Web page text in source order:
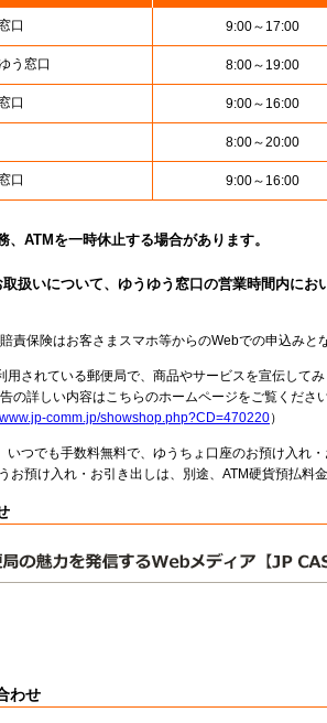
口 9:00～17:00
う窓口 8:00～19:00
口 9:00～16:00
8:00～20:00
口 9:00～16:00
、ATMを一時休止する場合があります。
扱いについて、ゆうゆう窓口の営業時間内に
責保険はお客さまスマホ等からのWebでの申込みと
用されている郵便局で、商品やサービスを宣伝して
の詳しい内容はこちらのホームページをご覧くださ
comm.jp/showshop.php?CD=470220）
いつでも手数料無料で、ゆうちょ口座のお預け入れ
お預け入れ・お引き出しは、別途、ATM硬貨預払料
わせ